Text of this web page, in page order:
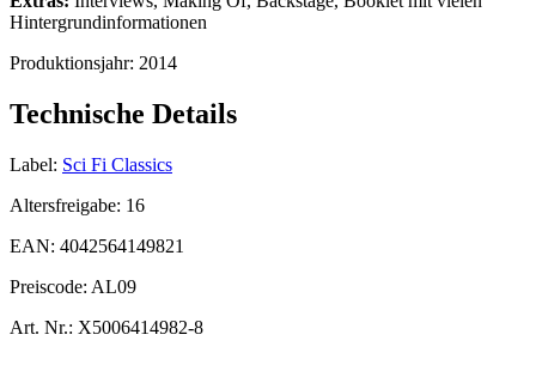
Hintergrundinformationen
Produktionsjahr: 2014
Technische Details
Label: Sci Fi Classics
Altersfreigabe: 16
EAN: 4042564149821
Preiscode: AL09
Art. Nr.: X5006414982-8